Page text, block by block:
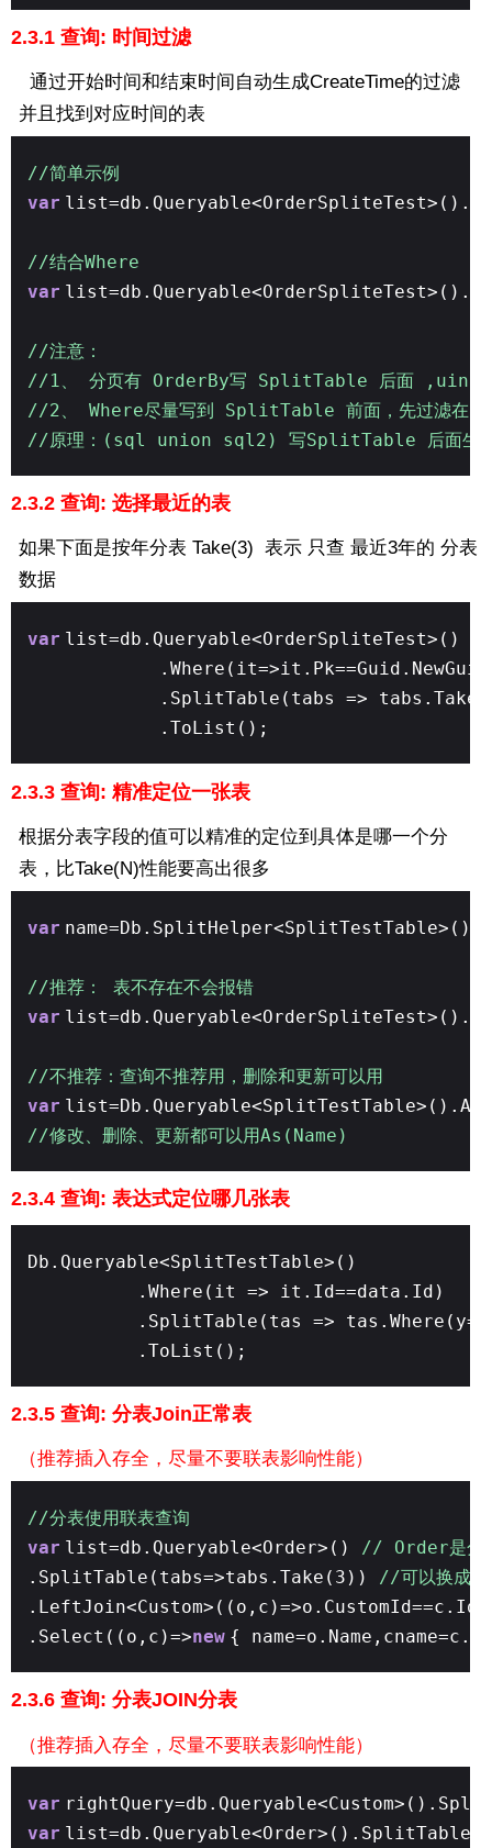
2.3.1 查询: 时间过滤
通过开始时间和结束时间自动生成CreateTime的过滤
并且找到对应时间的表
//简单示例
var
//结合Where
var
//注意：
//1、 分页有 OrderBy写 SplitTable 后面
//2、 Where尽量写到 SplitTable 前面，先过滤
//原理：(sql union sql2) 写SplitTable 后面生成的
2.3.2 查询: 选择最近的表
如果下面是按年分表 Take(3) 表示 只查 最近3年的 分表
数据
var list=db.Queryable<OrderSpliteTest>()
.SplitTable(tabs =>
.ToList();
2.3.3 查询: 精准定位一张表
根据分表字段的值可以精准的定位到具体是哪一个分
表，比Take(N)性能要高出很多
var
//推荐： 表不存在不会报错
var
//不推荐：查询不推荐用，删除和更新可以用
var
//修改、删除、更新都可以用As(Name)
2.3.4 查询: 表达式定位哪几张表
Db.Queryable<SplitTestTable>()
.Where(it => it.Id==data.Id)
.SplitTable(tas =>
.ToList();
2.3.5 查询: 分表Join正常表
（推荐插入存全，尽量不要联表影响性能）
//分表使用联表查询
var list=db.Queryable<Order>() // Order是分
.SplitTable(tabs=>tabs.Take(3)) //可以换成1-
.LeftJoin<Custom>((o,c)=>o.CustomId==c.Id)
.Select((o,c)=>new {
2.3.6 查询: 分表JOIN分表
（推荐插入存全， 尽量不要联表影响性能）
var
var